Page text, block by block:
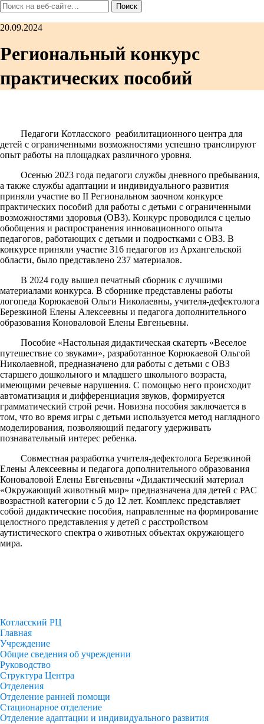
20.09.2024
Региональный конкурс
практических пособий
Педагоги Котласского реабилитационного центра для
детей с ограниченными возможностями успешно транслируют
опыт работы на площадках различного уровня.
Осенью 2023 года педагоги службы дневного пребывания,
а также службы адаптации и индивидуального развития
приняли участие во II Региональном заочном конкурсе
практических пособий для работы с детьми с ограниченными
возможностями здоровья (ОВЗ). Конкурс проводился с целью
обобщения и распространения инновационного опыта
педагогов, работающих с детьми и подростками с ОВЗ. В
конкурсе приняли участие 316 педагогов из Архангельской
области, было представлено 237 материалов.
В 2024 году вышел печатный сборник с лучшими
материалами конкурса. В сборнике представлены работы
логопеда Корюкаевой Ольги Николаевны, учителя-дефектолога
Березкиной Елены Алексеевны и педагога дополнительного
образования Коноваловой Елены Евгеньевны.
Пособие «Настольная дидактическая скатерть «Веселое
путешествие со звуками», разработанное Корюкаевой Ольгой
Николаевной, предназначено для работы с детьми с ОВЗ
старшего дошкольного и младшего школьного возраста,
имеющими речевые нарушения. С помощью него происходит
автоматизация и дифференциация звуков, формируется
грамматический строй речи. Новизна пособия заключается в
том, что во время игры с детьми используется метод наглядного
моделирования, позволяющий педагогу удерживать
познавательный интерес ребенка.
Совместная разработка учителя-дефектолога Березкиной
Елены Алексеевны и педагога дополнительного образования
Коноваловой Елены Евгеньевны «Дидактический материал
«Окружающий животный мир» предназначена для детей с РАС
возрастной категории с 5 до 12 лет. Комплекс представляет
собой дидактические пособия, направленные на формирование
целостного представления у детей с расстройством
аутистического спектра о животных объектах окружающего
мира.
Котласский РЦ
Главная
Учреждение
Общие сведения об учреждении
Руководство
Структура Центра
Отделения
Отделение ранней помощи
Стационарное отделение
Отделение адаптации и индивидуального развития